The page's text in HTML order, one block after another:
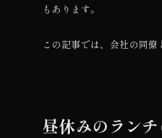
もあります。
この記事では、会社の同
昼休みのラン